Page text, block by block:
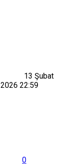
13 Şubat
22:59
0